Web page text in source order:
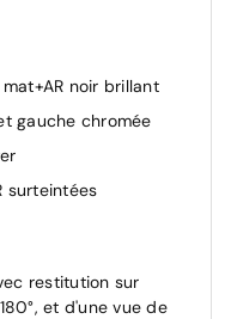
noir brillant
gauche chromée
surteintées
restitution sur
et d'une vue de